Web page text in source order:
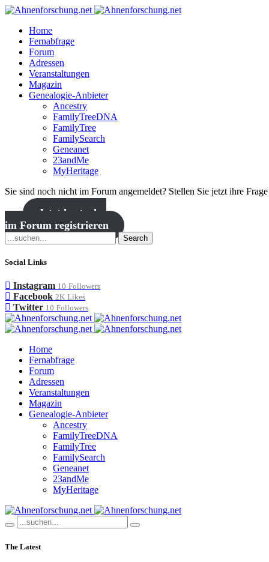
Home
Fernabfrage
Forum
Adressen
Veranstaltungen
Magazin
Genealogie-Anbieter
Ancestry
FamilyTreeDNA
FamilyTree
FamilySearch
Geneanet
23andMe
MyHeritage
Sie sind noch nicht im Forum angemeldet? Stellen Sie jetzt ihre
Jetzt kostenlos
im Forum registrieren
Search
Social Links
Instagram 10 Followers
Facebook 2K Likes
Twitter 10 Followers
Home
Fernabfrage
Forum
Adressen
Veranstaltungen
Magazin
Genealogie-Anbieter
Ancestry
FamilyTreeDNA
FamilyTree
FamilySearch
Geneanet
23andMe
MyHeritage
The Latest